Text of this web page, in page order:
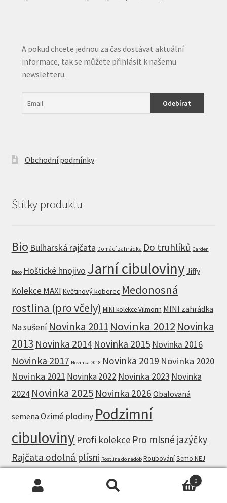
A pokud chcete jednou za čas dostávat aktuální
informace, tak se můžete přihlásit k našemu
newsletteru.
Obchodní podmínky
Štítky produktu
Bio Bulharská rajčata Domácí zahrádka Do truhlíků Garden
Deco Hoštické hnojivo Jarní cibuloviny Jiffy
Kolekce MAXI Květinový koberec Medonosná
rostlina (pro včely) MINI kolekce Vilmorin MINI zahrádka
Na sušení Novinka 2011Novinka 2012 Novinka
2013 Novinka 2014 Novinka 2015 Novinka 2016
Novinka 2017 Novinka 2018 Novinka 2019 Novinka 2020
Novinka 2021 Novinka 2022 Novinka 2023 Novinka
2024 Novinka 2025 Novinka 2026 Obalovaná
semena Ozimé plodiny Podzimní
cibuloviny Profi kolekce Pro mlsné jazýčky
Rajčata odolná plísni Rostlina do nádob RoubováníSemo NEJ
Zdravá zahrada Zelené hnojivo
0